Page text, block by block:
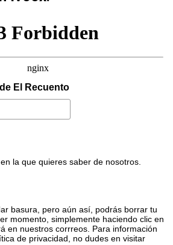
El Recuento
la que quieres saber de nosotros.
basura, pero aún así, podrás borrar tu
momento, simplemente haciendo clic en
en nuestros corrreos. Para información
de privacidad, no dudes en visitar